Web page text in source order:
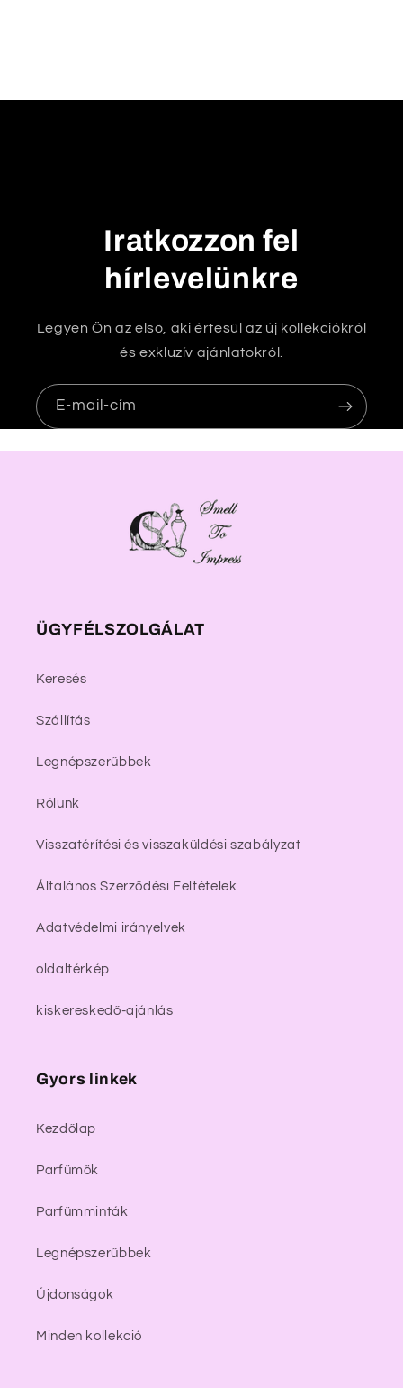
k
Iratkozzon fel
hírlevelünkre
Legyen Ön az első, aki értesül az új kollekciókról
és exkluzív ajánlatokról.
E-mail-cím
ÜGYFÉLSZOLGÁLAT
Keresés
Szállítás
Legnépszerűbbek
Rólunk
Visszatérítési és visszaküldési szabályzat
Általános Szerződési Feltételek
Adatvédelmi irányelvek
oldaltérkép
kiskereskedő-ajánlás
Gyors linkek
Kezdőlap
Parfümök
Parfümminták
Legnépszerűbbek
Újdonságok
Minden kollekció